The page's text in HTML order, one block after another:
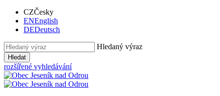
CZČesky
ENEnglish
DEDeutsch
Hledaný výraz
Hledat
rozšířené vyhledávání